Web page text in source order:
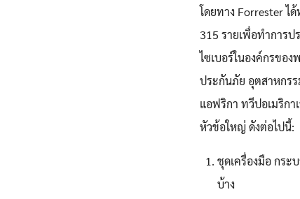
โดยทาง Forrester ไ
315 รายเพื่อทำการ
ไซเบอร์ในองค์กรขอ
ประกันภัย อุตสาหกร
แอฟริกา ทวีปอเมริก
หัวข้อใหญ่ ดังต่อไปนี้:
ชุดเครื่องมือ กระ
บ้าง